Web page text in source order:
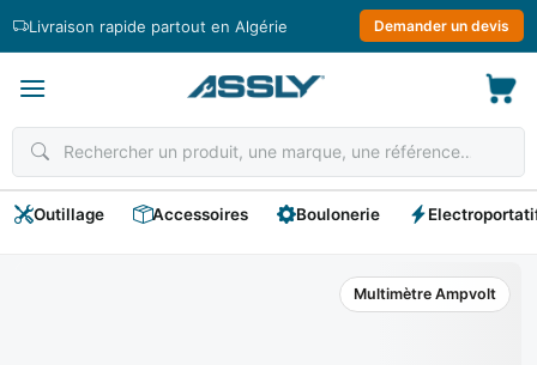
Livraison rapide partout en Algérie Demander un devis
Outillage Accessoires Boulonerie
Multimètre Ampvolt